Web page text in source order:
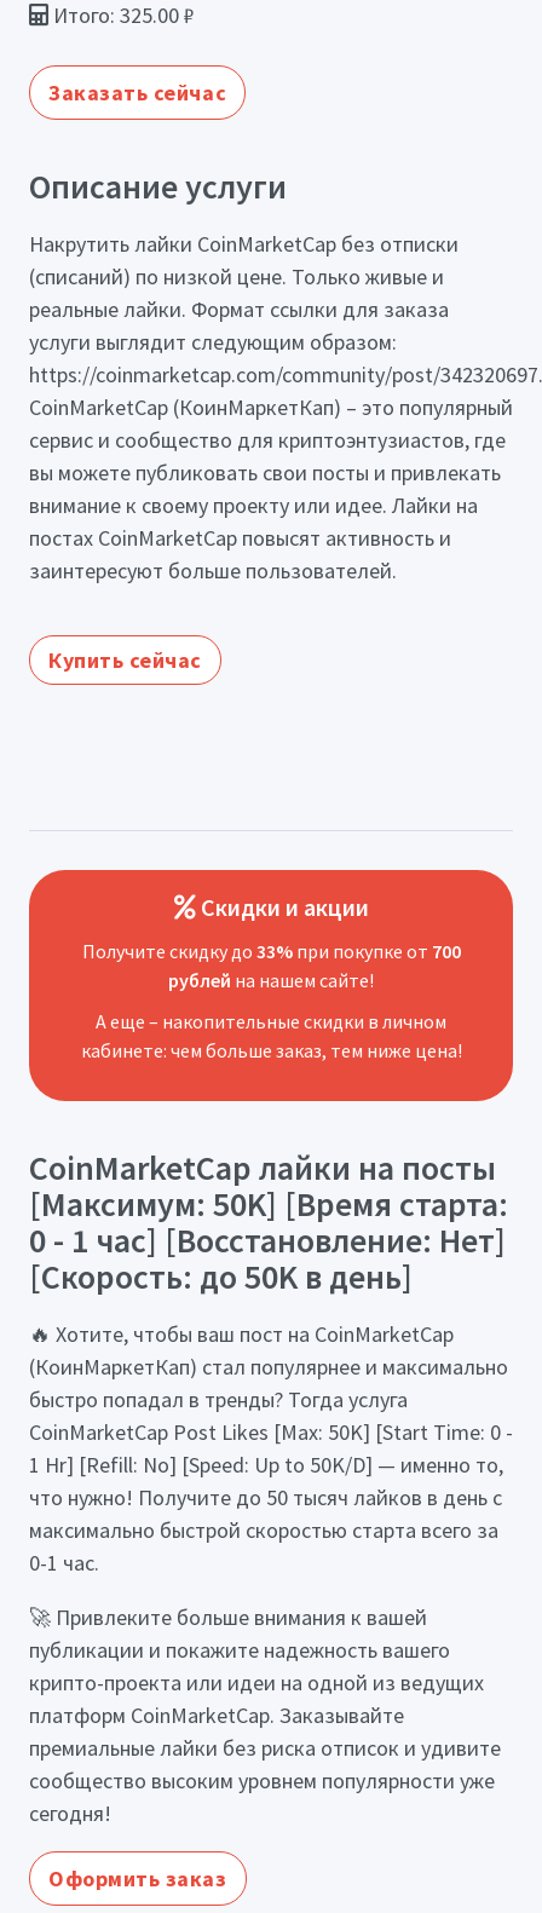
Итого: 325.00₽
Заказать сейчас
Описание услуги
Накрутить лайки CoinMarketCap без отписки
(списаний) по низкой цене. Только живые и
реальные лайки. Формат ссылки для заказа
услуги выглядит следующим образом:
https://coinmarketcap.com/community/post/342320697.
CoinMarketCap (КоинМаркетКап) – это популярный
сервис и сообщество для криптоэнтузиастов, где
вы можете публиковать свои посты и привлекать
внимание к своему проекту или идее. Лайки на
постах CoinMarketCap повысят активность и
заинтересуют больше пользователей.
Купить сейчас
Скидки и акции
Получите скидку до 33%при покупке от 700
рублей на нашем сайте!
А еще – накопительные скидки в личном
кабинете: чем больше заказ, тем ниже цена!
CoinMarketCap лайки на посты
[Максимум: 50K] [Время старта:
0 - 1 час] [Восстановление: Нет]
[Скорость: до 50K в день]
🔥 Хотите, чтобы ваш пост на CoinMarketCap
(КоинМаркетКап) стал популярнее и максимально
быстро попадал в тренды? Тогда услуга
CoinMarketCap Post Likes [Max: 50K] [Start Time: 0 -
1 Hr] [Refill: No] [Speed: Up to 50K/D] — именно то,
что нужно! Получите до 50 тысяч лайков в день с
максимально быстрой скоростью старта всего за
0-1 час.
🚀 Привлеките больше внимания к вашей
публикации и покажите надежность вашего
крипто-проекта или идеи на одной из ведущих
платформ CoinMarketCap. Заказывайте
премиальные лайки без риска отписок и удивите
сообщество высоким уровнем популярности уже
сегодня!
Оформить заказ